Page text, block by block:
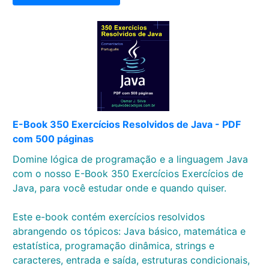
E-Book 350 Exercícios Resolvidos de Java - PDF
com 500 páginas
Domine lógica de programação e a linguagem Java
com o nosso E-Book 350 Exercícios Exercícios de
Java, para você estudar onde e quando quiser.
Este e-book contém exercícios resolvidos
abrangendo os tópicos: Java básico, matemática e
estatística, programação dinâmica, strings e
caracteres, entrada e saída, estruturas condicionais,